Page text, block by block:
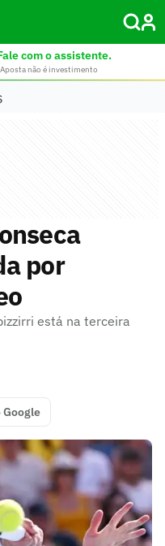
com o assistente.
não é investimento
por
está na terceira
Google